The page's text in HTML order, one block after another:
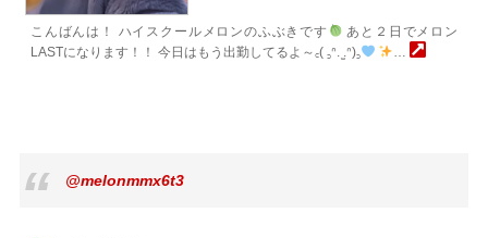
こんばんは！ ハイスクールメロンのふぶきです
あと２日でメロン
LASTになります！！ 今日はもう出勤してるよ～꜀( ꜆ᐢ. ̫.ᐢ)꜆
…
@melonmmx6t3